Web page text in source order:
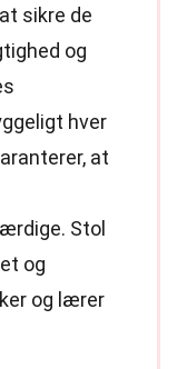
sikre de
og
hver
at
Stol
og
og lærer